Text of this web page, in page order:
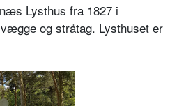
Lysthus fra 1827 i
og stråtag. Lysthuset er